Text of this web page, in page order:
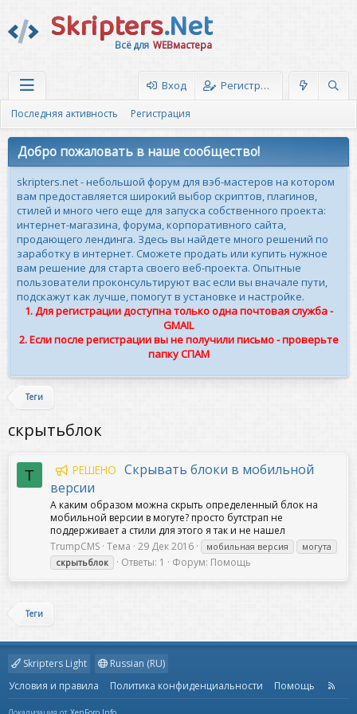
Skripters.Net
Всё для WEBмастера
Вход Регистрация
Последняя активность Регистрация
Добро пожаловать в наше сообщество!
skripters.net - небольшой форум для вэб-мастеров на котором
вам предоставляется широкий выбор скриптов, плагинов,
стилей и много чего еще для запуска собственного проекта:
интернет-магазина, форума, корпоративного сайта,
продающего лендинга. Здесь вы найдете много решений по
заработку в интернет. Сможете продать или купить нужное
вам решение для старта своего веб-проекта. Опытные
пользователи проконсультируют вас если вы вначале пути,
подскажут как лучше, помогут в установке и настройке.
1. Для регистрации доступна только одна почтовая служба -
GMAIL
2. Если после регистрации вы не получили письмо - проверьте
папку СПАМ
Теги
скрытьблок
T РЕШЕНО Скрывать блоки в мобильной
версии
А каким образом можна скрыть определенный блок на
мобильной версии в могуте? просто бутстрап не
поддерживает а стили для этого я так и не нашел
TrumpCMS Тема 29 Дек 2016 мобильная версия
могута
скрытьблок
Ответы: 1 Форум: Помощь
Теги
Skripters Light
Russian (RU)
Условия и правила
Политика конфиденциальности Помощь
R